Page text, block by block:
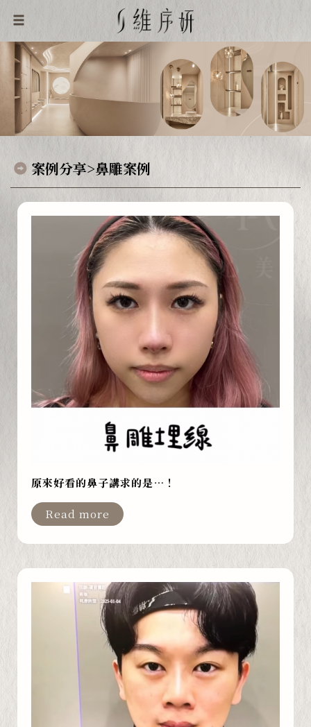
案例分享>鼻雕案例
原來好看的鼻子講求的是…！
Read more